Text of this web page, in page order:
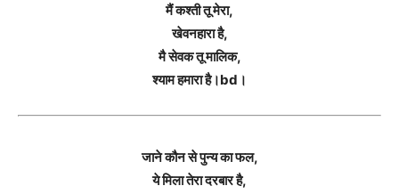
मैं कश्ती तू मेरा,
खेवनहारा है,
मै सेवक तू मालिक,
श्याम हमारा है।bd।
जाने कौन से पुन्य का फल,
ये मिला तेरा दरबार है,